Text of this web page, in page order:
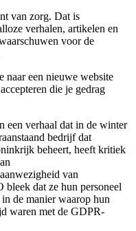
van zorg. Dat is
verhalen, artikelen en
voor de
naar een nieuwe website
die je gedrag
een verhaal dat in de winter
bedrijf dat
beheert, heeft kritiek
van
dat ze hun personeel
de manier waarop hun
waren met de GDPR-